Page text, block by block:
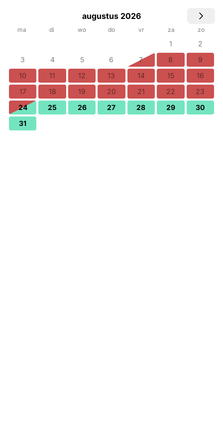
augustus 2026
ma di wo do vr za zo
1
2
3
4 5 6 7 8
9
10
11 12 13 14 15
16
17
18 19 20 21 22
23
24
25 26 27 28 29
30
31